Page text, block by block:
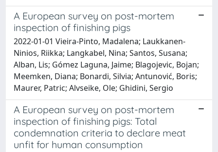
A European survey on post-mortem
inspection of finishing pigs
2022-01-01 Vieira-Pinto, Madalena; Laukkanen-
Ninios, Riikka; Langkabel, Nina; Santos, Susana;
Alban, Lis; Gómez Laguna, Jaime; Blagojevic, Bojan;
Meemken, Diana; Bonardi, Silvia; Antunović, Boris;
Maurer, Patric; Alvseike, Ole; Ghidini, Sergio
A European survey on post-mortem
inspection of finishing pigs: Total
condemnation criteria to declare meat
unfit for human consumption